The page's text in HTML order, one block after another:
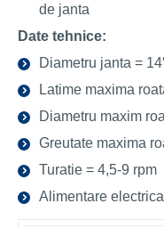
de janta
Date tehnice:
Diametru janta =
Latime maxima
Diametru maxim
Greutate maxima
Turatie = 4,5-9 rpm
Alimentare